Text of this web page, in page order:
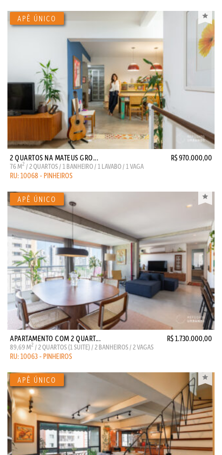
2 QUARTOS NA MATEUS GRO... R$ 970.000,00
76 M2 / 2 QUARTOS / 1 BANHEIRO / 1 LAVABO / 1 VAGA
RU: 10068 - PINHEIROS
APARTAMENTO COM 2 QUART... R$ 1.730.000,00
89,69 M2 / 2 QUARTOS (1 SUITE) / 2 BANHEIROS / 2 VAGAS
RU: 10063 - PINHEIROS